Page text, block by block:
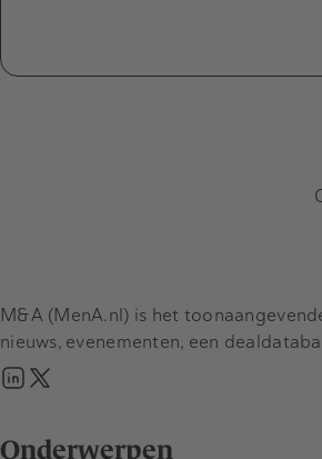
Onderwerpen
M&A (MenA.nl) is het
nieuws, evenementen, een